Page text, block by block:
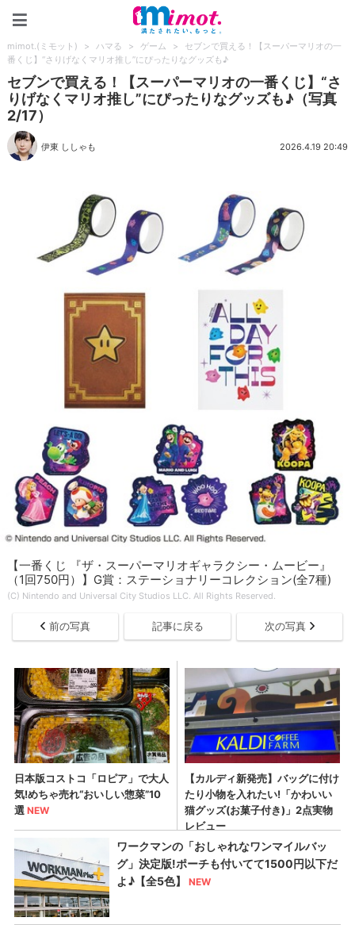
mimot.(ミモット) > ハマる > ゲーム >
セブンで買える！【スーパーマリオの一
番くじ】“さりげなくマリオ推し”にぴったりなグッズも♪
セブンで買える！【スーパーマリオの一番くじ】“さ
りげなくマリオ推し”にぴったりなグッズも♪（写真
2/17）
伊東 ししゃも 2026.4.19 20:49
【一番くじ 『ザ・スーパーマリオギャラクシー・ムービー』
（1回750円）】G賞：ステーショナリーコレクション(全7種)
(C) Nintendo and Universal City Studios LLC. All Rights Reserved.
前の写真 記事に戻る 次の写真